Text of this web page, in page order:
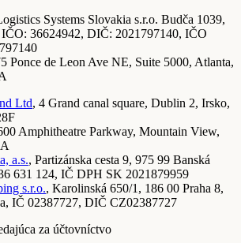
Systems Slovakia s.r.o. Budča 1039,
36624942, DIČ: 2021797140, IČO
Ponce de Leon Ave NE, Suite 5000, Atlanta,
Ltd, 4 Grand canal square, Dublin 2, Irsko,
Amphitheatre Parkway, Mountain View,
a.s., Partizánska cesta 9, 975 99 Banská
631 124, IČ DPH SK 2021879959
s.r.o., Karolinská 650/1, 186 00 Praha 8,
IČ 02387727, DIČ CZ02387727
za účtovníctvo